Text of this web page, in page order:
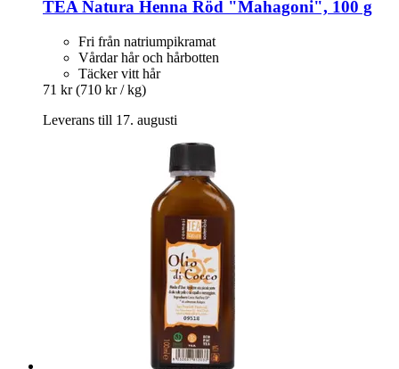
TEA Natura Henna Röd "Mahagoni", 100 g
Fri från natriumpikramat
Vårdar hår och hårbotten
Täcker vitt hår
71 kr (710 kr / kg)
Leverans till 17. augusti